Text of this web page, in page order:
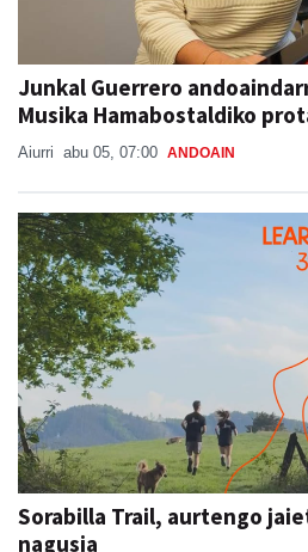
Junkal Guerrero
Musika Hamabostaldiko
Aiurri abu 05, 07:00 ANDOAIN
Sorabilla Trail, aurtengo
nagusia